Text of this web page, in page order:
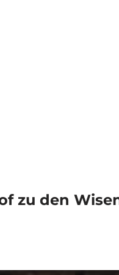
zu den